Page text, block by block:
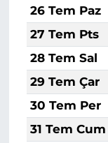
26 Tem Paz
27 Tem Pts
28 Tem Sal
29 Tem Çar
30 Tem Per
31 Tem Cum